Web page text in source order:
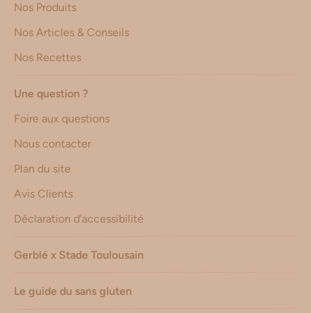
Nos Produits
Nos Articles & Conseils
Nos Recettes
Une question ?
Foire aux questions
Nous contacter
Plan du site
Avis Clients
Déclaration d’accessibilité
Gerblé x Stade Toulousain
Le guide du sans gluten